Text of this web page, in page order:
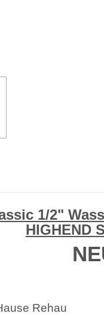
1/2"
HIGHEND
Rehau